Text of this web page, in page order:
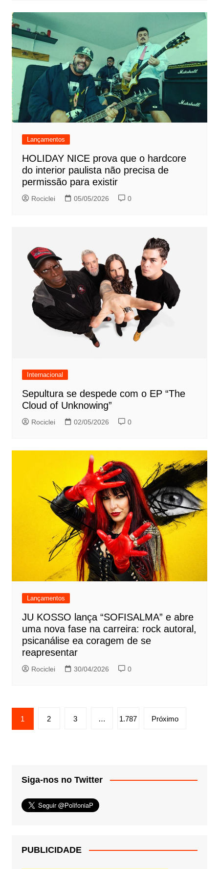
Lançamentos
HOLIDAY NICE prova que o hardcore
do interior paulista não precisa de
permissão para existir
Rociclei 05/05/2026 0
Internacional
Sepultura se despede com o EP “The
Cloud of Unknowing”
Rociclei 02/05/2026 0
Lançamentos
JU KOSSO lança “SOFISALMA” e abre
uma nova fase na carreira: rock autoral,
psicanálise ea coragem de se
reapresentar
Rociclei 30/04/2026 0
Paginação
de
1 2 3 … 1.787 Próximo
Siga-nos no Twitter
PUBLICIDADE